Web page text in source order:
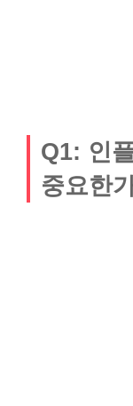
Q1: 인
중요한